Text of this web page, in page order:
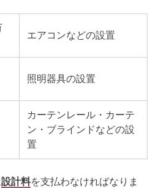
エアコンなどの設置
照明器具の設置
カーテンレール・カーテ
ン・ブラインドなどの設
置
設計料を支払わなければなりま